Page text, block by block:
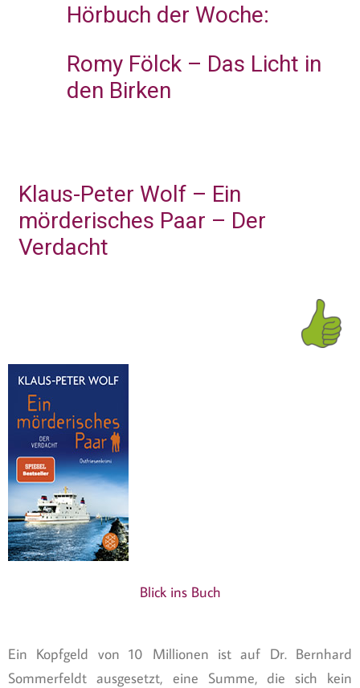
Hörbuch der Woche:
Romy Fölck – Das Licht in
den Birken
Klaus-Peter Wolf – Ein
mörderisches Paar – Der
Verdacht
Blick ins Buch
Ein Kopfgeld von 10 Millionen ist auf Dr. Bernhard
Sommerfeldt ausgesetzt, eine Summe, die sich kein